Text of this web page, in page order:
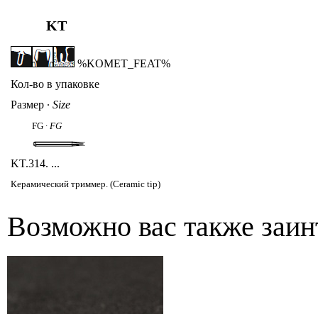
KT
%KOMET_FEAT%
Кол-во в упаковке
Размер ∙ Size
FG ∙ FG
KT.314. ...
Керамический триммер. (Ceramic tip)
Возможно вас также